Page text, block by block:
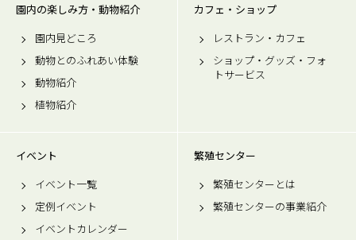
園内の楽しみ方・動物紹介
園内見どころ
動物とのふれあい体験
動物紹介
植物紹介
カフェ・ショップ
レストラン・カフェ
ショップ・グッズ・フォ
トサービス
イベント
イベント一覧
定例イベント
イベントカレンダー
繁殖センター
繁殖センターとは
繁殖センターの事業紹介